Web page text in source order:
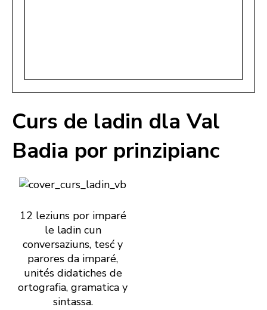
Curs de ladin dla Val
Badia por prinzipianc
12 leziuns por imparé
le ladin cun
conversaziuns, tesć y
parores da imparé,
unités didatiches de
ortografia, gramatica y
sintassa.